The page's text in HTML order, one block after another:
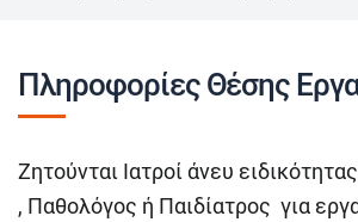
Πληροφορίες Θέσης
Ζητούνται Ιατροί άνευ
, Παθολόγος ή Παιδίατρος για